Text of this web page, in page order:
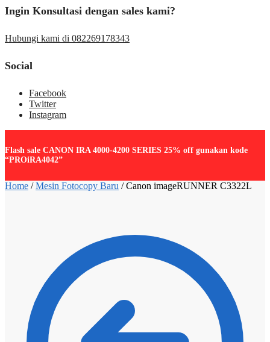
Ingin Konsultasi dengan sales kami?
Hubungi kami di 082269178343
Social
Facebook
Twitter
Instagram
Flash sale CANON IRA 4000-4200 SERIES 25% off gunakan kode
“PROiRA4042”
Home /Mesin Fotocopy Baru /Canon imageRUNNER C3322L